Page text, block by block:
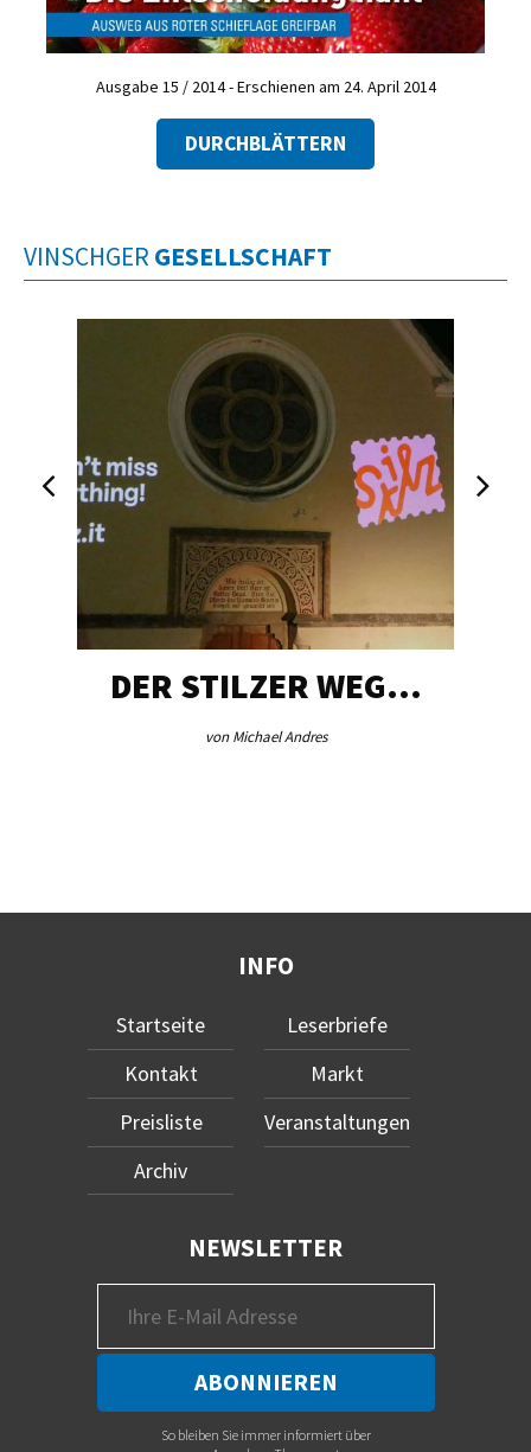
Ausgabe 15 / 2014 - Erschienen am 24. April 2014
DURCHBLÄTTERN
VINSCHGER GESELLSCHAFT
DER STILZER WEG…
von Michael Andres
INFO
Startseite
Kontakt
Preisliste
Archiv
Leserbriefe
Markt
Veranstaltungen
NEWSLETTER
So bleiben Sie immer informiert über